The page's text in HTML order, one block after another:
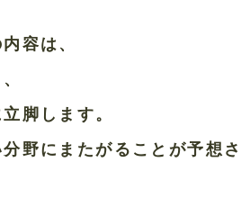
容は、
脚します。
野にまたがることが予想